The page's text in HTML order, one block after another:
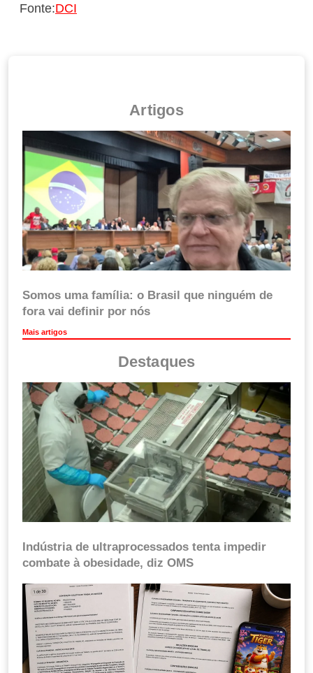
Fonte:DCI
Artigos
Somos uma família: o Brasil que ninguém de
fora vai definir por nós
Mais artigos
Destaques
Indústria de ultraprocessados tenta impedir
combate à obesidade, diz OMS